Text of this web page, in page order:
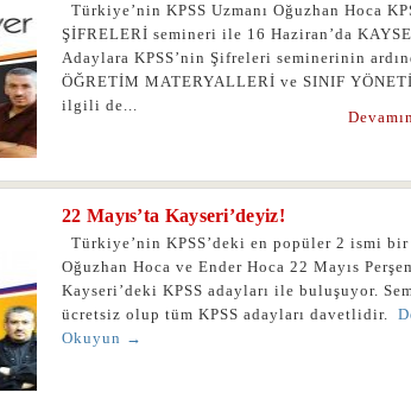
Türkiye’nin KPSS Uzmanı Oğuzhan Hoca
ŞİFRELERİ semineri ile 16 Haziran’da
Adaylara KPSS’nin Şifreleri seminerinin
ÖĞRETİM MATERYALLERİ ve SINIF
ilgili de...
22 Mayıs’ta Kayseri’deyiz!
Türkiye’nin KPSS’deki en popüler 2 ismi bir
Oğuzhan Hoca ve Ender Hoca 22 Mayıs
Kayseri’deki KPSS adayları ile buluşuyor.
ücretsiz olup tüm KPSS adayları davetlidir.
Okuyun →